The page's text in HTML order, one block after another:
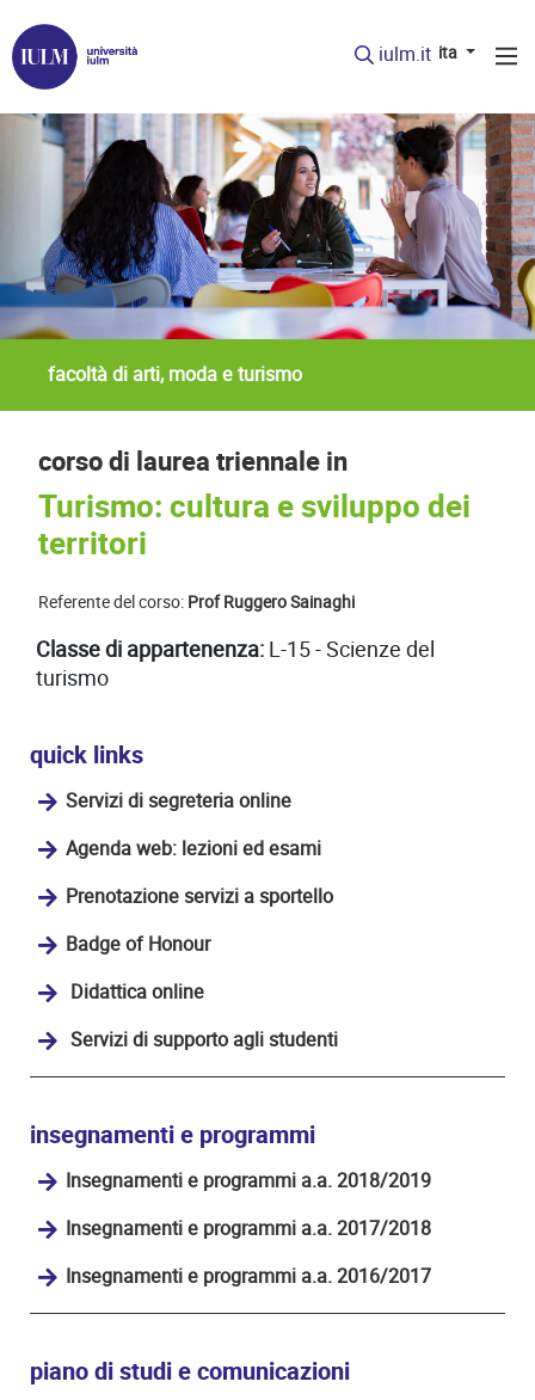
iulm.it ita
facoltà di arti, moda e turismo
corso di laurea triennale in
Turismo: cultura e sviluppo dei
territori
Referente del corso: Prof Ruggero Sainaghi
Classe di appartenenza: L-15 - Scienze del
turismo
quick links
Servizi di segreteria online
Agenda web: lezioni ed esami
Prenotazione servizi a sportello
Badge of Honour
Didattica online
Servizi di supporto agli studenti
insegnamenti e programmi
Insegnamenti e programmi a.a. 2018/2019
Insegnamenti e programmi a.a. 2017/2018
Insegnamenti e programmi a.a. 2016/2017
piano di studi e comunicazioni